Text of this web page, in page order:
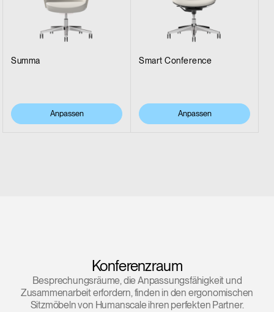
Summa
Anpassen
Smart Conference
Anpassen
Konferenzraum
Besprechungsräume, die Anpassungsfähigkeit und
Zusammenarbeit erfordern, finden in den ergonomischen
Sitzmöbeln von Humanscale ihren perfekten Partner.